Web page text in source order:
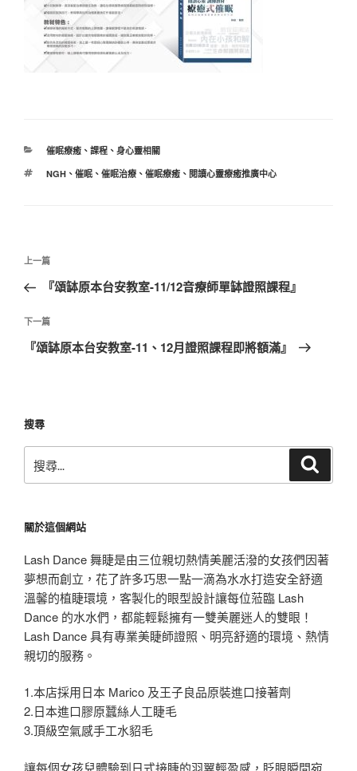
分
催眠療癒、 課程、 身心靈相關
標
NGH、 催眠、 催眠治療、 催眠療癒、 閱讀心靈療癒推廣中心
文
導
覽
上
一
文
章
上一篇
『頌缽原本台安教室-11/12音療師單缽證照課程』
下
一
下一篇
『頌缽原本台安教室-11、12月證照課程即將額滿』
搜尋
尋
字:
關於這個網站
Lash Dance 舞睫是由三位親切熱情美麗活潑的女孩們因著
夢想而創立，花了許多巧思一點一滴為水水打造安全舒適
溫馨的植睫環境，客製化的眼型設計讓每位蒞臨 Lash
Dance 的水水們，都能輕鬆擁有一雙美麗迷人的雙眼！
Lash Dance 具有專業美睫師證照、明亮舒適的環境、熱情
親切的服務。
1.本店採用日本 Marico 及王子良品原裝進口接著劑
2.日本進口膠原蠶絲人工睫毛
3.頂級空氣感手工水貂毛
讓每個女孩兒體驗到日式接睫的羽翼輕盈感，眨眼瞬間宛